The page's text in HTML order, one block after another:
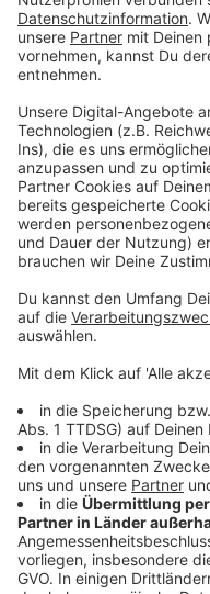
Fuß geht es vom
Wiembachallee. An
Theodor-Heuss-
wird Station gemacht.
Gegen 13.35 Uhr
Bielertkirche mit einer
Noesser. Zum
Kaffee und Kuchen
ab 18 Uhr, St.
Die Evangelische
Gemeinde St.
Ökumenischen
Im Anschluss wird
Flut und dem
Hilfsdienst sorgt beim
für Speisen und
19.30 Uhr